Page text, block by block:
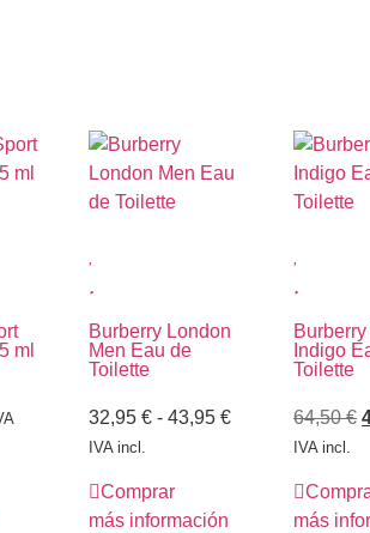
ml
Burberry London
Men Eau de
Toilette
32,95 € - 43,95 €
IVA incl.
Comprar
más información
Indigo
Toilette
64,50€
IVA incl.
más